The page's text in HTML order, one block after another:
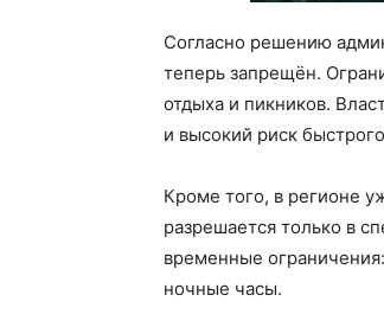
Согласно решению
теперь запрещён.
отдыха и пикников.
и высокий риск
Кроме того, в регионе
разрешается только в
временные
ночные часы.